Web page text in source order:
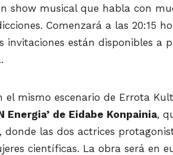
show musical que habla con
Comenzará a las 20:15
invitaciones están disponibles a
el mismo escenario de Errota
Energia’ de Eidabe Konpainia,
donde las dos actrices
científicas. La obra será en